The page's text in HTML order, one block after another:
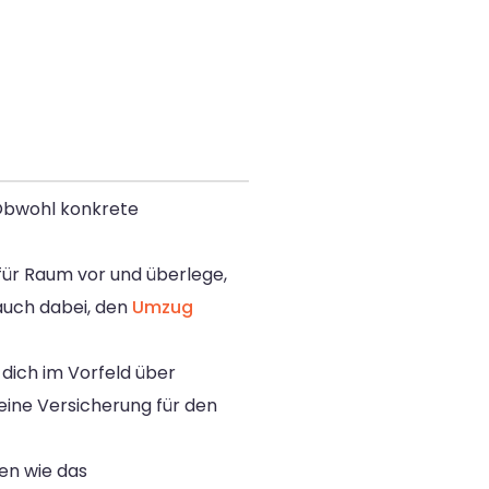
konkrete
Raum vor und überlege,
dabei, den Umzug
im Vorfeld über
Versicherung für den
wie das